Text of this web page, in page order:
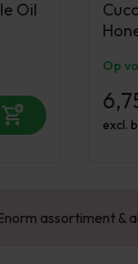
Oil
Op
excl.
assortiment &